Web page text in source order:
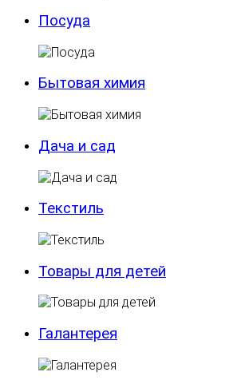
Посуда
Бытовая химия
Дача и сад
Текстиль
Товары для детей
Галантерея